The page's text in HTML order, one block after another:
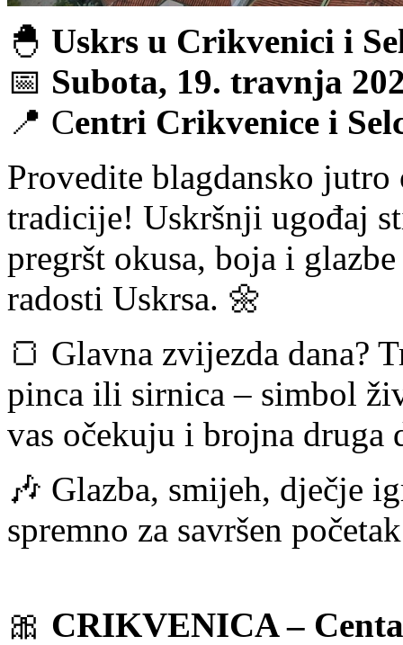
🐣 Uskrs u Crikvenici i
📅 Subota, 19. travnja
📍 Centri Crikvenice i
Provedite blagdansko
tradicije! Uskršnji ugođaj
pregršt okusa, boja i
radosti Uskrsa. 🌼
🍞 Glavna zvijezda dana?
pinca ili sirnica – simbol
vas očekuju i brojna druga
🎶 Glazba, smijeh, dječje
spremno za savršen
🎀 CRIKVENICA –